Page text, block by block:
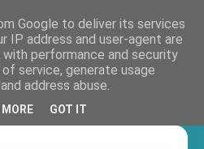
Google to deliver its services
IP address and user-agent are
performance and security
service, generate usage
address abuse.
MORE GOT IT